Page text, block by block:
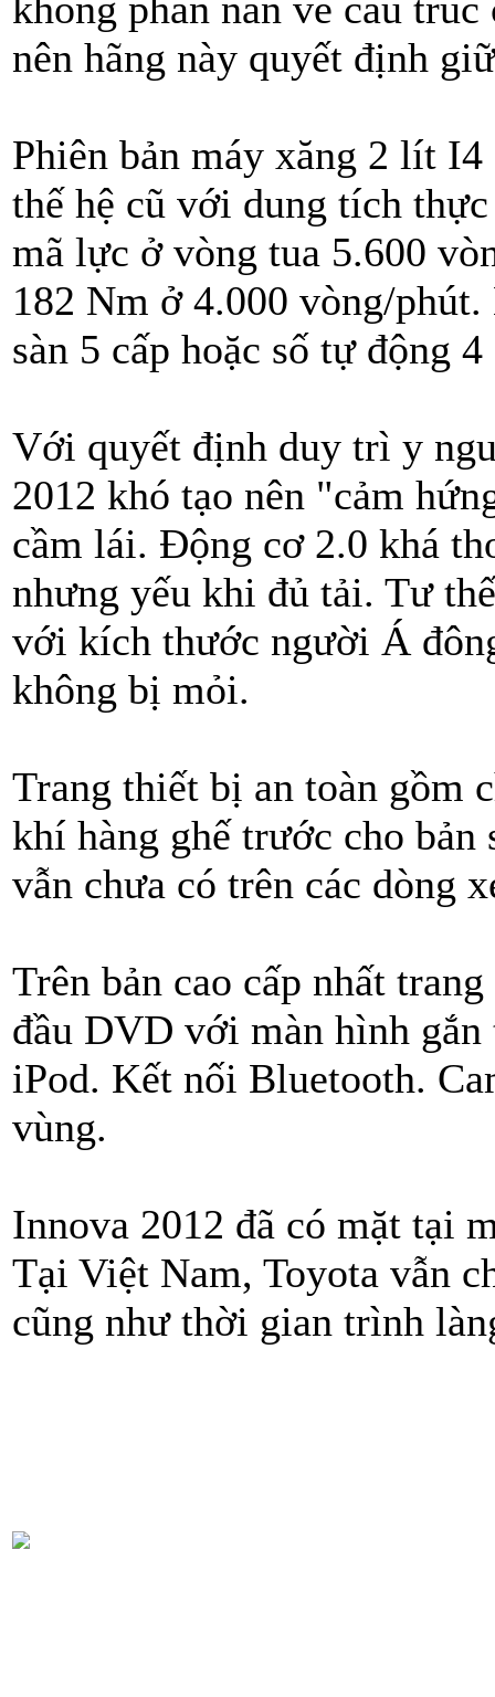
không phàn nàn về cấu
nên hãng này quyết định
Phiên bản máy xăng 2 lít
thế hệ cũ với dung tích
mã lực ở vòng tua 5.600
182 Nm ở 4.000 vòng/phút.
sàn 5 cấp hoặc số tự động 4
Với quyết định duy trì y
2012 khó tạo nên "cảm
cầm lái. Động cơ 2.0 khá
nhưng yếu khi đủ tải. Tư
với kích thước người Á
không bị mỏi.
Trang thiết bị an toàn gồm
khí hàng ghế trước cho bản
vẫn chưa có trên các dòng
Trên bản cao cấp nhất
đầu DVD với màn hình
iPod. Kết nối Bluetooth.
vùng.
Innova 2012 đã có mặt tại
Tại Việt Nam, Toyota vẫn
cũng như thời gian trình